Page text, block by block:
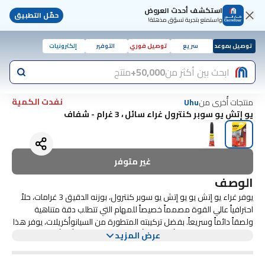
استكشف أحدث العروض
واستمتع بتجربة تسوّق مذهلة! حمّل التطبيق
توصيل بموعد سريع توصيل فوري التوفير إلكترونيات
ابحث بين أكثر من50,000+ منتج
منتجات أُخرى منUhu
نفدت الكمية
يو إتش يو سوبر كنترول غراء سائل ، 3 غرام - شفاف
غير متوفر
الوصف
يوفر غراء يو إتش يو يو إتش يو سوبر كنترول، بوزنه الدقيق 3 غرامات، حلاً
احترافياً عالي القوة مصمماً خصيصاً للمهام التي تتطلب دقة متناهية
ولصقاً دائماً وسريعاً. بفضل تركيبته المتطورة من السيانوأكريلات، يوفر هذا
اللاصق لصقاً فورياً على أي سطح أملس تقريباً، بما في ذلك أنواع مختلفة
صُمم اللاصق ليدوم طويلًا ويسهل استخدامه، وهو مُعبأ في قارورة فريدة
عرض المزيد